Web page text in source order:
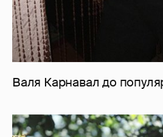
Валя Карнавал до